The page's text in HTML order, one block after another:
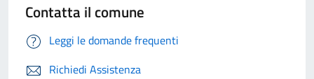
Contatta il comune
Leggi le domande frequenti
Richiedi Assistenza